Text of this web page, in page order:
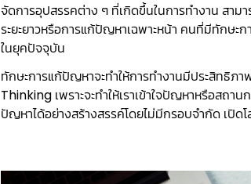
จัดการอุปสรรคต่าง ๆ ที่เกิดขึ้นในการทำงาน สา
ระยะยาวหรือการแก้ปัญหาเฉพาะหน้า คนที่มีทักษะ
ในยุคปัจจุบัน
ทักษะการแก้ปัญหาจะทำให้การทำงานมีประสิทธิภ
Thinking เพราะจะทำให้เราเข้าใจปัญหาหรือสถ
ปัญหาได้อย่างสร้างสรรค์โดยไม่มีกรอบจำกัด เปิ